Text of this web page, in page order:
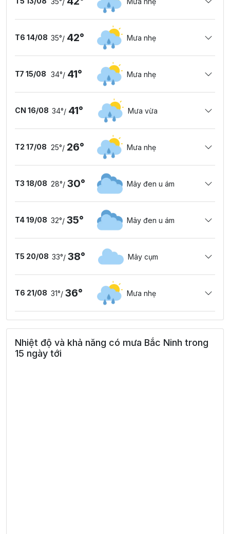
/
T6 14/08 35°/ 42° Mưa nhẹ
T7 15/08 34°/ 41° Mưa nhẹ
CN 16/08 34°/ 41° Mưa vừa
T2 17/08 25°/ 26° Mưa nhẹ
T3 18/08 28°/ 30° Mây đen u ám
T4 19/08 32°/ 35° Mây đen u ám
T5 20/08 33°/ 38° Mây cụm
T6 21/08 31°/ 36° Mưa nhẹ
Nhiệt độ và khả năng có mưa Bắc Ninh trong
15 ngày tới